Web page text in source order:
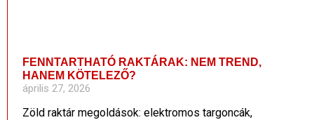
FENNTARTHATÓ RAKTÁRAK: NEM TREND,
HANEM KÖTELEZŐ?
április 27, 2026
Zöld raktár megoldások: elektromos targoncák,